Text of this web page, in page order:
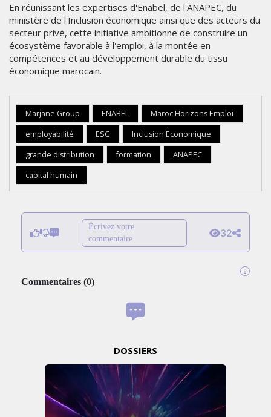
En réunissant les expertises d'Enabel, de l'ANAPEC, du
ministère de l'Inclusion économique ainsi que des acteurs du
secteur privé, cette initiative ambitionne de construire un
écosystème favorable à l'emploi, à la montée en
compétences et au développement durable du tissu
économique marocain.
Marjane Group ENABEL
Maroc Horizons Emploi
employabilité
ESG
Inclusion Économique
grande distribution
formation
ANAPEC
capital humain
Écrivez votre
commentaire
32
Commentaires (0)
DOSSIERS